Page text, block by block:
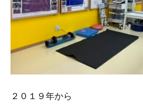
２０１９年から